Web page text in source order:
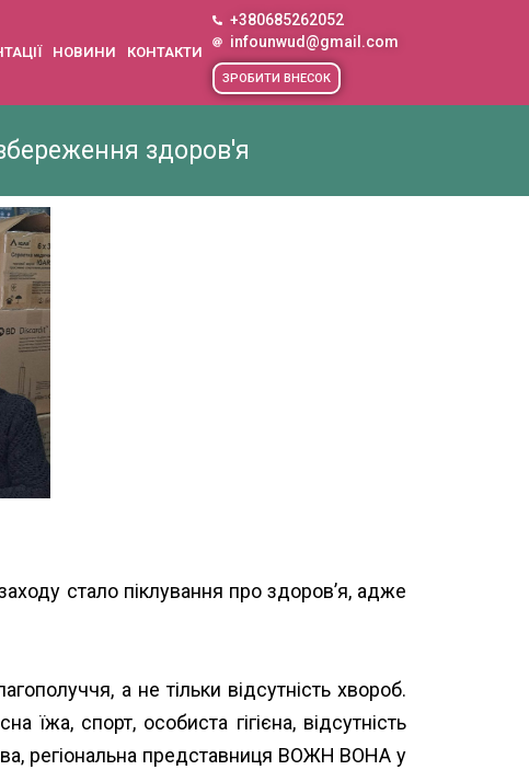
НОВИНИ КОНТАКТИ
+380685262052
infounwud@gmail.com
ЗРОБИТИ ВНЕСОК
здоров'я
стало піклування про здоров’я, адже
а не тільки відсутність хвороб.
їжа, спорт, особиста гігієна, відсутність
регіональна представниця ВОЖН ВОНА у